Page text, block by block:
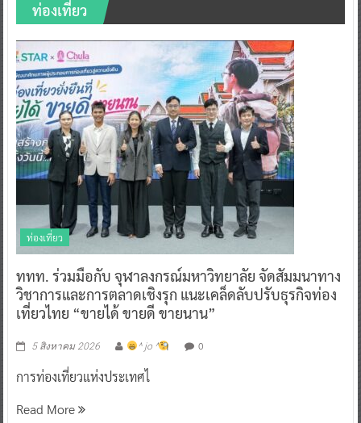
ท่องเที่ยว
ท่องเที่ยว
ททท. ร่วมมือกับ จุฬาลงกรณ์มหาวิทยาลัย จัดสัมมนาทาง
วิชาการและการตลาดเชิงรุก แนะเคล็ดลับปรับธุรกิจท่อง
เที่ยวไทย “ขายได้ ขายดี ขายนาน”
5 สิงหาคม 2026 ^ jo ^ 0
การท่องเที่ยวแห่งประเทศไ
Read More